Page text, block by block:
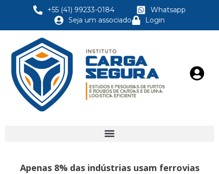
+55 (41) 99233-0184
Whatsapp
Seja um associado
Login
Apenas 8% das indústrias usam ferrovias